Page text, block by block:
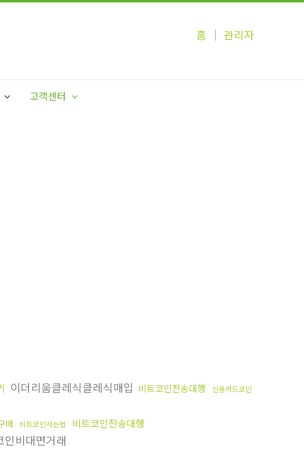
홈 │ 관리자
고객센터
이더리움클레식클레식매입 비트코인전송대행
신용카드코인
매 비트코인사는법 비트코인전송대행
인비대면거래